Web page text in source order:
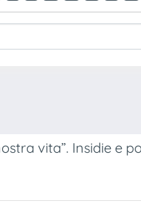
vita”. Insidie e